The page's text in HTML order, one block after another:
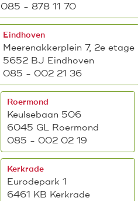
085 - 878 11 70
Eindhoven
Meerenakkerplein 7, 2e etage
5652 BJ Eindhoven
085 - 002 21 36
Roermond
Keulsebaan 506
6045 GL Roermond
085 - 002 02 19
Kerkrade
Eurodepark 1
6461 KB Kerkrade